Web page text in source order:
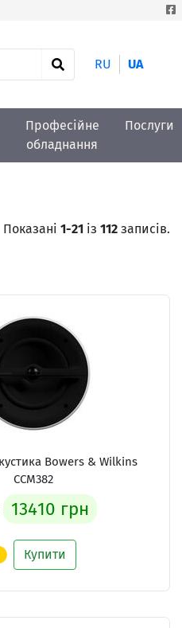
RU UA
Професійне
обладнання
Послуги
Показані 1-21 із 112 записів.
Bowers & Wilkins
CCM382
13410 грн
Купити